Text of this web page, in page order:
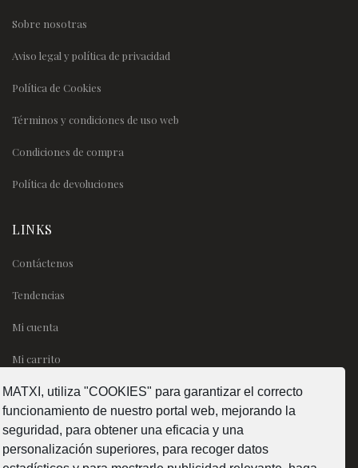
MATXI, utiliza "COOKIES" para garantizar el correcto
funcionamiento de nuestro portal web, mejorando la
seguridad, para obtener una eficacia y una
personalización superiores, para recoger datos
Sobre nosotras
Aviso legal y política de privacidad
Política de Cookies
Términos y condiciones de uso web
Condiciones de compra
Política de devoluciones
LINKS
Contáctenos
Tendencias
Mi cuenta
Mi carrito
SÍGUENOS